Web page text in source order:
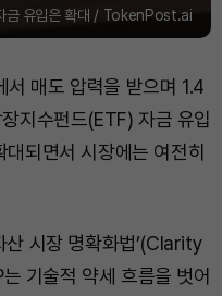
금 유입은 확대 / TokenPost.ai
서 매도 압력을 받으며 1.4
지수펀드(ETF) 자금 유입
되면서 시장에는 여전히
산 시장 명확화법’(Clarity
기술적 약세 흐름을 벗어